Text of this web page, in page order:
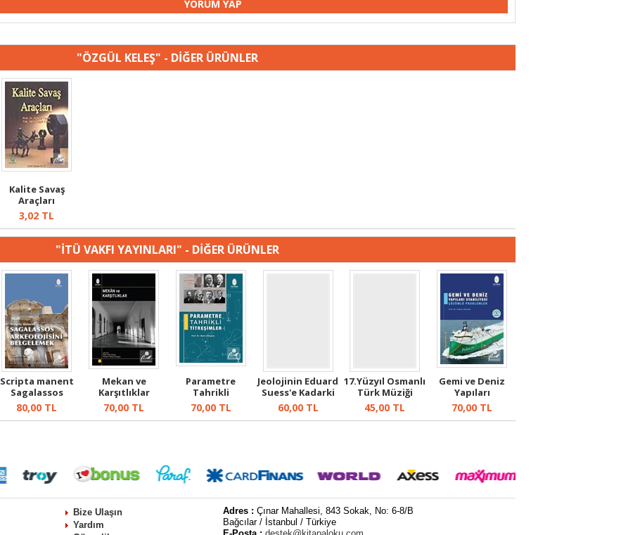
"ÖZGÜL KELEŞ" - DİĞER ÜRÜNLER
Kalite Savaş
Araçları
3,02 TL
"İTÜ VAKFI YAYINLARI" - DİĞER ÜRÜNLER
Scripta manent
Sagalassos
Arkeolojisini ...
80,00 TL
Mekan ve
Karşıtlıklar
70,00 TL
Parametre
Tahrikli
Titreşimler
70,00TL
Jeolojinin Eduard
Suess'e Kadarki
Kısa T...
60,00TL
17.Yüzyıl Osmanlı
Türk Müziği
Araştırma ...
45,00 TL
Gemi ve Deniz
Yapıları
Stabilitesi
Çözüm...
70,00 TL
Bize Ulaşın
Yardım
Adres :Çınar Mahallesi, 843 Sokak, No: 6-8/B
Bağcılar / İstanbul / Türkiye